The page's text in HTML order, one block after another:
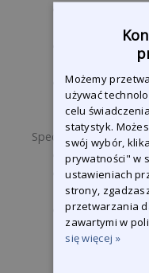
najmniejszych
Możliwość
Czas
grubości
Specyfikacja
Kolor: Szary
Zawartość:
25°C
bezpośrednim
Możemy
używać
celu
statystyk.
swój wybór,
prywatności" w
ustawieniach
strony,
przetwarzania
zawartymi w
się więcej »